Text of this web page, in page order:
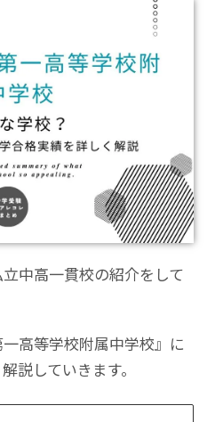
中高一貫校の紹介をして
高等学校附属中学校』に
説していきます。